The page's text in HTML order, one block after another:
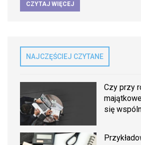
CZYTAJ WIĘCEJ
NAJCZĘŚCIEJ CZYTANE
Czy przy
się